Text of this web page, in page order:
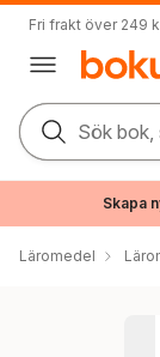
Fri frakt över 249
Sök bok,
Skapa
Läromedel